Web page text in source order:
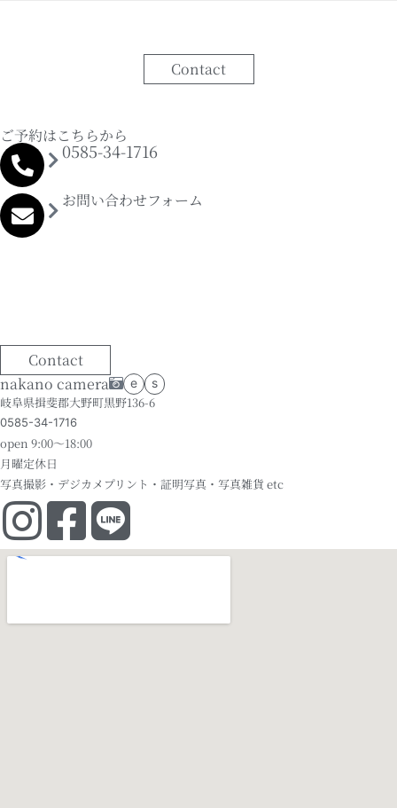
Contact
0585-34-1716
ご予約はこちらから
お問い合わせフォーム
Contact
nakano camera
e s
岐阜県揖斐郡大野町黒野136-6
0585-34-1716
open 9:00～18:00
月曜定休日
写真撮影・デジカメプリント・証明写真・写真雑貨 etc